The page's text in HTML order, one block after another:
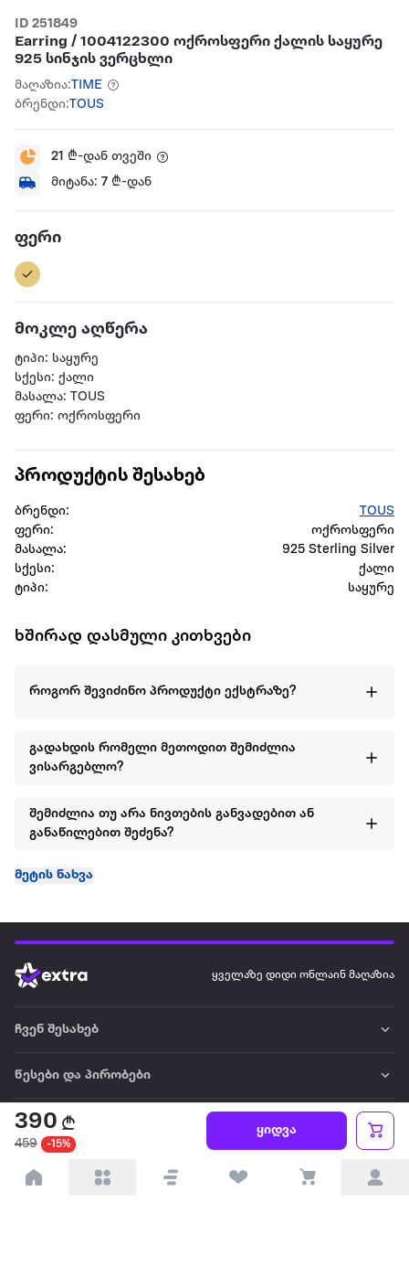
ID 251849
Earring / 1004122300 ოქროსფერი ქალის საყურე
925 სინჯის ვერცხლი
მაღაზია:TIME
ბრენდი:TOUS
21 ₾-დან თვეში
მიტანა: 7 ₾-დან
ფერი
მოკლე აღწერა
ტიპი: საყურე
სქესი: ქალი
მასალა: TOUS
ფერი: ოქროსფერი
390
459 -15%
ყიდვა
პროდუქტის შესახებ
ბრენდი:
TOUS
ფერი:
ოქროსფერი
მასალა:
925 Sterling Silver
სქესი:
ქალი
ტიპი:
საყურე
ხშირად დასმული კითხვები
როგორ შევიძინო პროდუქტი ექსტრაზე?
გადახდის რომელი მეთოდით შემიძლია
ვისარგებლო?
შემიძლია თუ არა ნივთების განვადებით ან
განაწილებით შეძენა?
მეტის ნახვა
ყველაზე დიდი ონლაინ მაღაზია
ჩვენ შესახებ
წესები და პირობები
პარტნიორებისთვის
ტრენდული